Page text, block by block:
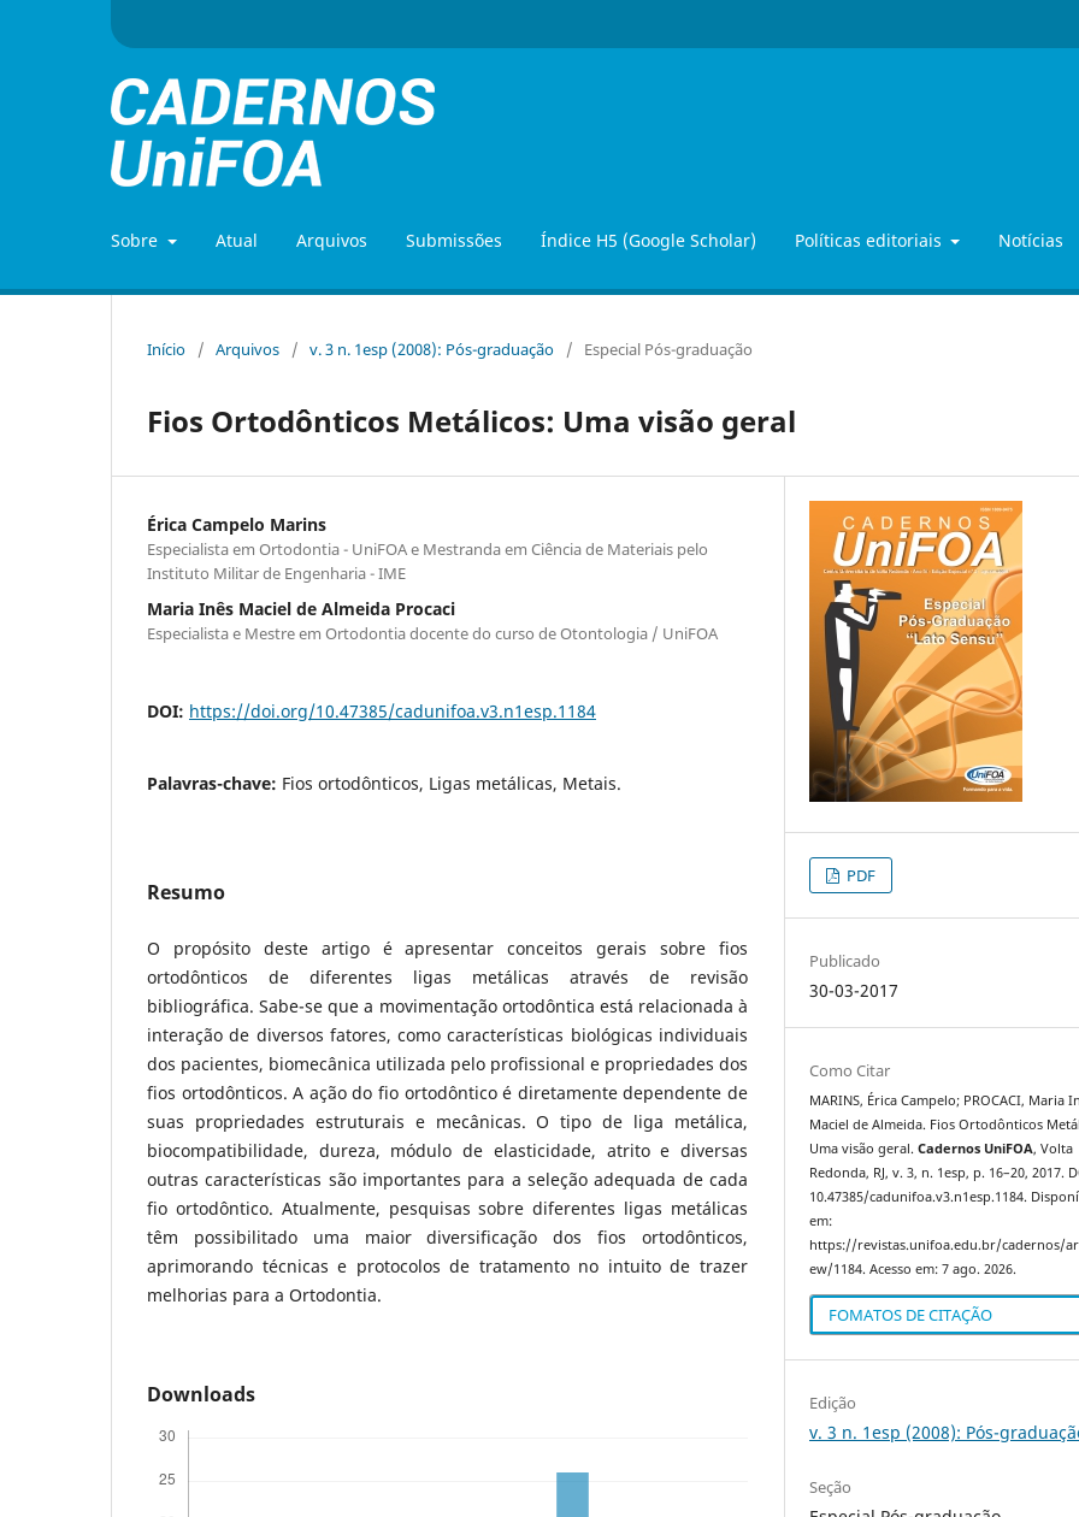
Sobre Atual Arquivos Submissões Índice H5 (Google Scholar) Políticas editoriais Notícias
Início / Arquivos / v. 3 n. 1esp (2008): Pós-graduação / Especial Pós-graduação
Fios Ortodônticos Metálicos: Uma visão geral
Érica Campelo Marins
Especialista em Ortodontia - UniFOA e Mestranda em Ciência de Materiais pelo
Instituto Militar de Engenharia - IME
Maria Inês Maciel de Almeida Procaci
Especialista e Mestre em Ortodontia docente do curso de Otontologia / UniFOA
DOI: https://doi.org/10.47385/cadunifoa.v3.n1esp.1184
Palavras-chave: Fios ortodônticos, Ligas metálicas, Metais.
Resumo
O propósito deste artigo é apresentar conceitos gerais sobre fios
ortodônticos de diferentes ligas metálicas através de revisão
bibliográfica. Sabe-se que a movimentação ortodôntica está relacionada à
interação de diversos fatores, como características biológicas individuais
dos pacientes, biomecânica utilizada pelo profissional e propriedades dos
fios ortodônticos. A ação do fio ortodôntico é diretamente dependente de
suas propriedades estruturais e mecânicas. O tipo de liga metálica,
biocompatibilidade, dureza, módulo de elasticidade, atrito e diversas
outras características são importantes para a seleção adequada de cada
fio ortodôntico. Atualmente, pesquisas sobre diferentes ligas metálicas
têm possibilitado uma maior diversificação dos fios ortodônticos,
aprimorando técnicas e protocolos de tratamento no intuito de trazer
melhorias para a Ortodontia.
Downloads
PDF
Publicado
30-03-2017
Como Citar
MARINS, Érica Campelo; PROCACI, Maria
Maciel de Almeida. Fios Ortodônticos
Uma visão geral.Cadernos UniFOA, Volta
Redonda, RJ, v. 3, n. 1esp, p. 16–20, 2017.
10.47385/cadunifoa.v3.n1esp.1184.
em:
https://revistas.unifoa.edu.br/cadernos/
ew/1184. Acesso em: 7 ago. 2026.
FOMATOS DE CITAÇÃO
Edição
v. 3 n. 1esp (2008): Pós-
Seção